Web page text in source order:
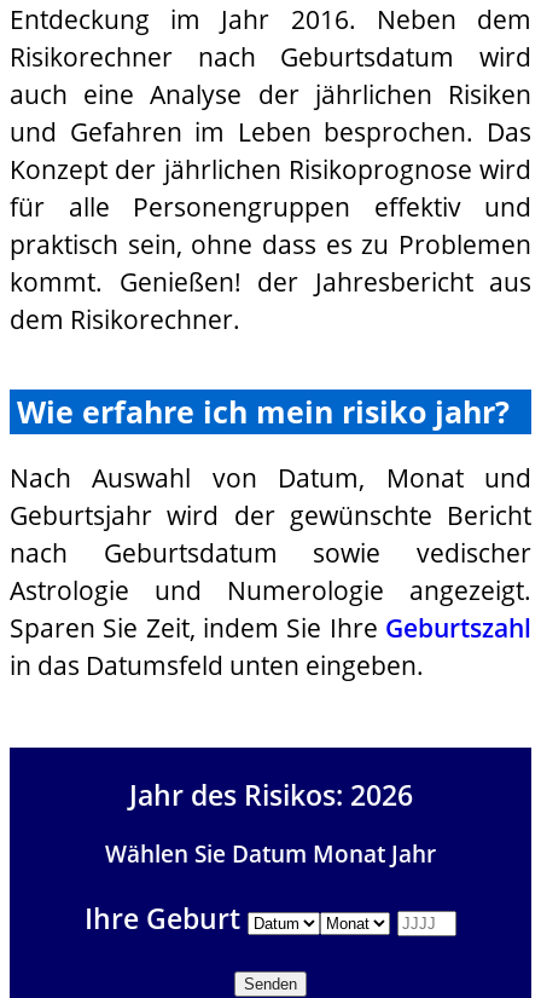
Entdeckung im Jahr 2016. Neben dem
Risikorechner nach Geburtsdatum wird
auch eine Analyse der jährlichen Risiken
und Gefahren im Leben besprochen. Das
Konzept der jährlichen Risikoprognose wird
für alle Personengruppen effektiv und
praktisch sein, ohne dass es zu Problemen
kommt. Genießen! der Jahresbericht aus
dem Risikorechner.
Wie erfahre ich mein risiko jahr?
Nach Auswahl von Datum, Monat und
Geburtsjahr wird der gewünschte Bericht
nach Geburtsdatum sowie vedischer
Astrologie und Numerologie angezeigt.
Sparen Sie Zeit, indem Sie Ihre Geburtszahl
in das Datumsfeld unten eingeben.
Jahr des Risikos: 2026
Wählen Sie Datum Monat Jahr
Ihre Geburt